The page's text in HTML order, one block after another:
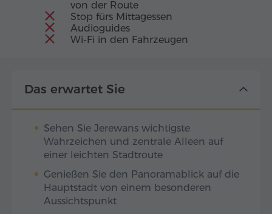
von der Route
Stop fürs Mittagessen
Audioguides
Wi-Fi in den Fahrzeugen
Das erwartet Sie
Sehen Sie Jerewans wichtigste
Wahrzeichen und zentrale Alleen auf
einer leichten Stadtroute
Genießen Sie den Panoramablick auf die
Hauptstadt von einem besonderen
Aussichtspunkt